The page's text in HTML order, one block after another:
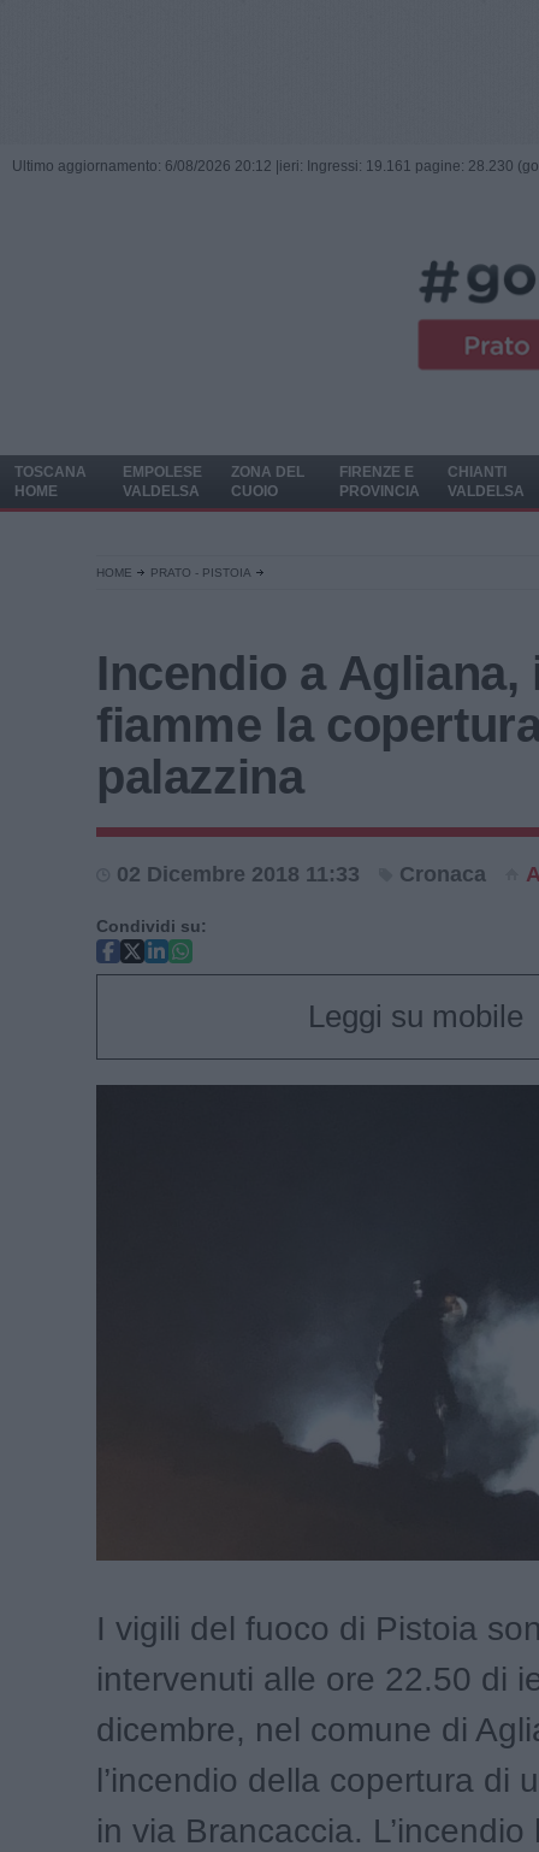
Ultimo aggiornamento: 6/08/2026 20:12 | ieri: Ingressi: 19.161 pagine: 28.230
TOSCANA
HOME
EMPOLESE
VALDELSA
ZONA DEL
CUOIO
FIRENZE E
PROVINCIA
CHIANTI
VALDELSA
HOME PRATO - PISTOIA
Incendio a Agliana,
fiamme la
palazzina
02 Dicembre 2018 11:33 Cronaca
Condividi su:
Leggi su mobile
I vigili del fuoco di Pistoia
intervenuti alle ore 22.50 di
dicembre, nel comune di
l’incendio della copertura di
in via Brancaccia.